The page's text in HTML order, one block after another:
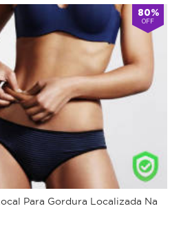
80%
OFF
Para Gordura Localizada Na